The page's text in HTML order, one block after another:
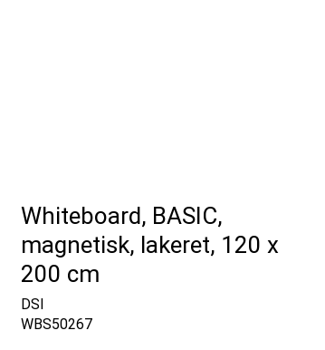
Whiteboard, BASIC,
magnetisk, lakeret, 120 x
200 cm
DSI
WBS50267